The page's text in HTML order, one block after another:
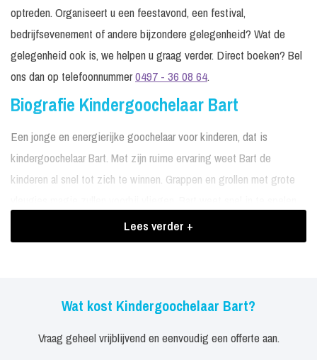
optreden. Organiseert u een feestavond, een festival,
bedrijfsevenement of andere bijzondere gelegenheid? Wat de
gelegenheid ook is, we helpen u graag verder. Direct boeken? Bel
ons dan op telefoonnummer0497 - 36 08 64.
Biografie Kindergoochelaar Bart
Een jonge en energierijke goochelaar voor kinderen, dat is
kindergoochelaar Bart. Met zijn ruime ervaring weet Bart de
kinderen al snel tot zich te winnen. Grappen en grollen met grote
door zijn grote improvisatie en professionaliteit.
Boekingen Kindergoochelaar Bart
zal actief worden betrokken bij de show. Dansen, zingen, springen
motto 'mee doen is leuker dan kijken'. Kortom iedereen zal op zijn
Lees verder +
Wat kost Kindergoochelaar Bart?
Vraag geheel vrijblijvend en eenvoudig een offerte aan.